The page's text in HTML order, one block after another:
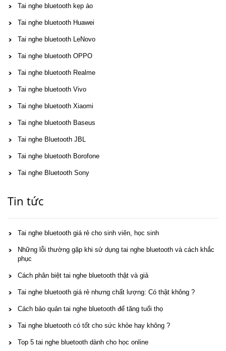
Tai nghe bluetooth kẹp áo
Tai nghe bluetooth Huawei
Tai nghe bluetooth LeNovo
Tai nghe bluetooth OPPO
Tai nghe bluetooth Realme
Tai nghe bluetooth Vivo
Tai nghe bluetooth Xiaomi
Tai nghe bluetooth Baseus
Tai nghe Bluetooth JBL
Tai nghe bluetooth Borofone
Tai nghe Bluetooth Sony
Tin tức
Tai nghe bluetooth giá rẻ cho sinh viên, học sinh
Những lỗi thường gặp khi sử dụng tai nghe bluetooth và cách khắc
phục
Cách phân biệt tai nghe bluetooth thật và giả
Tai nghe bluetooth giá rẻ nhưng chất lượng: Có thật không ?
Cách bảo quản tai nghe bluetooth để tăng tuổi thọ
Tai nghe bluetooth có tốt cho sức khỏe hay không ?
Top 5 tai nghe bluetooth dành cho học online